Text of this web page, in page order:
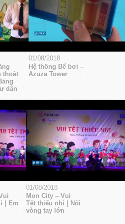
thoát
dân
01/08/2018
Hệ thống Bể bơi –
Azuza Tower
| Em
01/08/2018
Mon City – Vui
Tết thiếu nhi | Nối
vòng tay lớn